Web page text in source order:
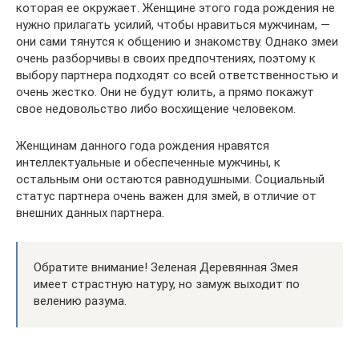
которая ее окружает. Женщине этого года рождения не
нужно прилагать усилий, чтобы нравиться мужчинам, —
они сами тянутся к общению и знакомству. Однако змеи
очень разборчивы в своих предпочтениях, поэтому к
выбору партнера подходят со всей ответственностью и
очень жестко. Они не будут юлить, а прямо покажут
свое недовольство либо восхищение человеком.
Женщинам данного года рождения нравятся
интеллектуальные и обеспеченные мужчины, к
остальным они остаются равнодушными. Социальный
статус партнера очень важен для змей, в отличие от
внешних данных партнера.
Обратите внимание! Зеленая Деревянная Змея
имеет страстную натуру, но замуж выходит по
велению разума.